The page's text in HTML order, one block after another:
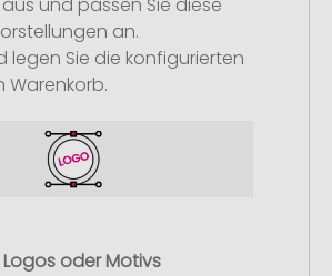
und passen Sie diese
an.
legen Sie die konfigurierten
Warenkorb.
oder Motivs